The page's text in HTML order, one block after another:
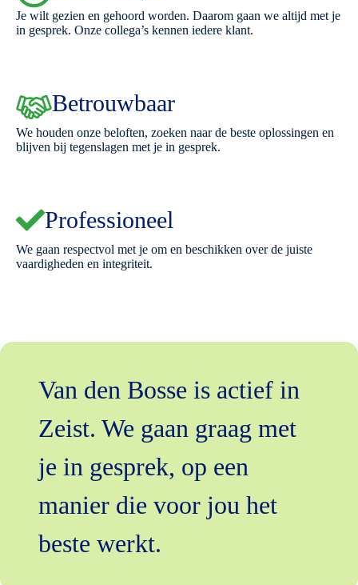
Je wilt gezien en gehoord worden. Daarom gaan we altijd met je
in gesprek. Onze collega’s kennen iedere klant.
Betrouwbaar
We houden onze beloften, zoeken naar de beste oplossingen en
blijven bij tegenslagen met je in gesprek.
Professioneel
We gaan respectvol met je om en beschikken over de juiste
vaardigheden en integriteit.
Van den Bosse is actief in
Zeist. We gaan graag met
je in gesprek, op een
manier die voor jou het
beste werkt.